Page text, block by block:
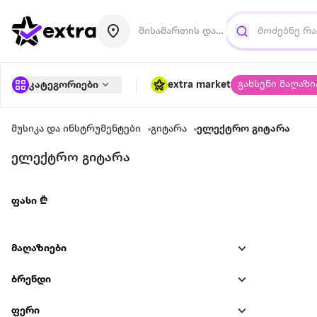
მისამართის დამატება
კატეგორიები extra market გახსენი
მუსიკა და ინსტრუმენტები გიტარა ელექტრო გიტარა
ელექტრო გიტარა
ფასი ₾
მაღაზიები
ბრენდი
ფერი